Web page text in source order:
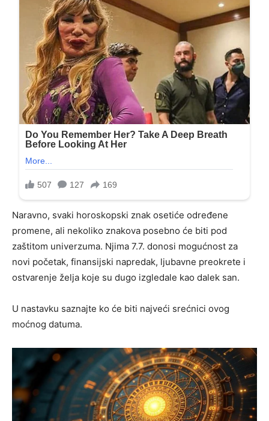
Naravno, svaki horoskopski znak osetiće određene
promene, ali nekoliko znakova posebno će biti pod
zaštitom univerzuma. Njima 7.7. donosi mogućnost za
novi početak, finansijski napredak, ljubavne preokrete i
ostvarenje želja koje su dugo izgledale kao dalek san.
U nastavku saznajte ko će biti najveći srećnici ovog
moćnog datuma.